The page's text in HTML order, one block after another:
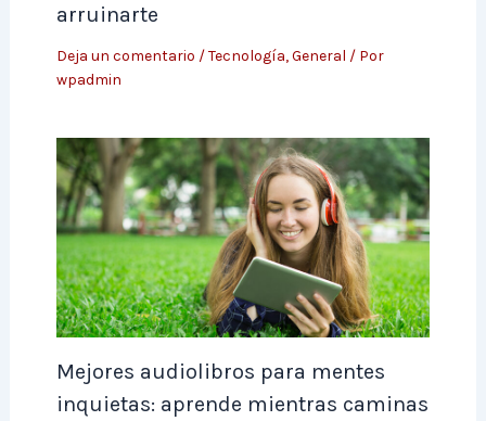
arruinarte
Deja un comentario /Tecnología,General / Por
wpadmin
Mejores audiolibros para mentes
inquietas: aprende mientras caminas